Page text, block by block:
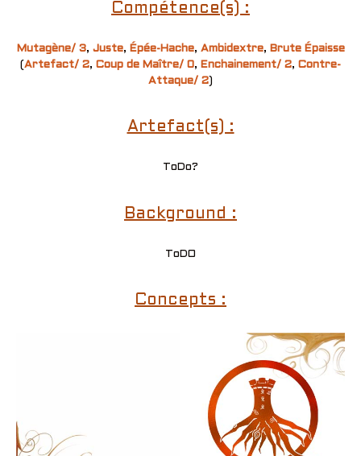
Compétence(s) :
Mutagène/ 3, Juste, Épée-Hache, Ambidextre, Brute Épaisse
(Artefact/ 2, Coup de Maître/ 0, Enchainement/ 2, Contre-
Attaque/ 2)
Artefact(s) :
ToDo?
Background :
ToDO
Concepts :